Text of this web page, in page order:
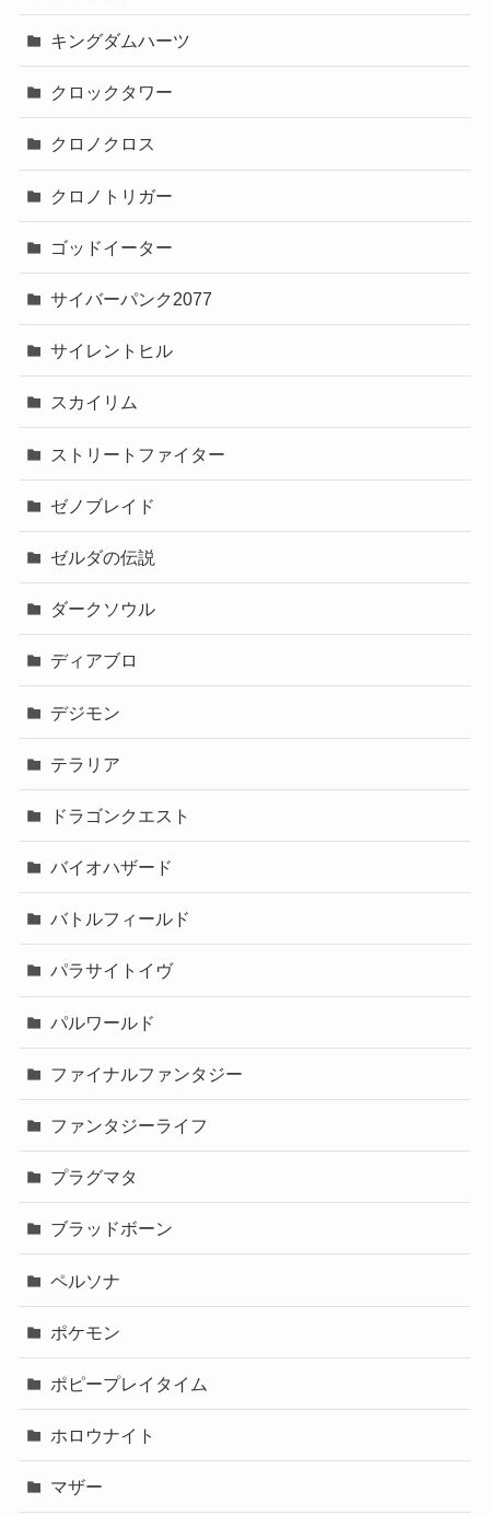
キングダムハーツ
クロックタワー
クロノクロス
クロノトリガー
ゴッドイーター
サイバーパンク2077
サイレントヒル
スカイリム
ストリートファイター
ゼノブレイド
ゼルダの伝説
ダークソウル
ディアブロ
デジモン
テラリア
ドラゴンクエスト
バイオハザード
バトルフィールド
パラサイトイヴ
パルワールド
ファイナルファンタジー
ファンタジーライフ
プラグマタ
ブラッドボーン
ペルソナ
ポケモン
ポピープレイタイム
ホロウナイト
マザー